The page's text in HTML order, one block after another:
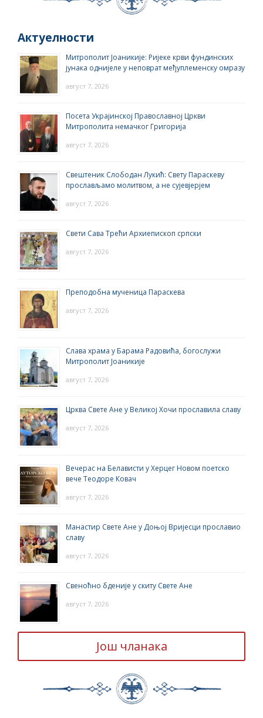
Актуелности
Митрополит Јоаникије: Ријеке крви фундинских
јунака однијеле у неповрат међуплеменску омразу
август 7, 2026
Посета Украјинској Православној Цркви
Митрополита немачког Григорија
август 7, 2026
Свештеник Слободан Лукић: Свету Параскеву
прослављамо молитвом, а не сујевјерјем
август 7, 2026
Свети Сава Трећи Архиепископ српски
август 7, 2026
Преподобна мученица Параскева
август 7, 2026
Слава храма у Барама Радовића, богослужи
Митрополит Јоаникије
август 7, 2026
Црква Свете Ане у Великој Хочи прославила славу
август 7, 2026
Вечерас на Белависти у Херцег Новом поетско
вече Теодоре Ковач
август 7, 2026
Манастир Свете Ане у Доњој Вријесци прославио
славу
август 7, 2026
Свеноћно бденије у скиту Свете Ане
август 7, 2026
Још чланака